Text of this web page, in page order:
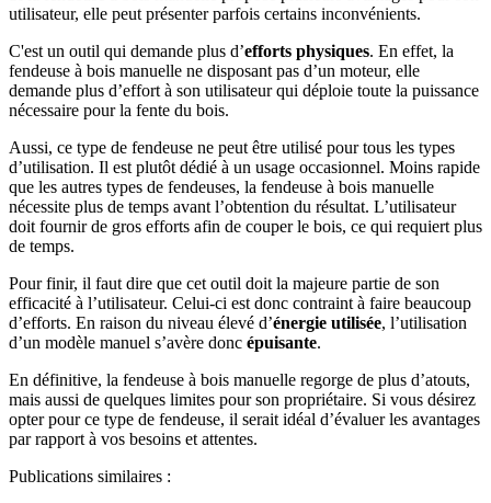
utilisateur, elle peut présenter parfois certains inconvénients.
C'est un outil qui demande plus d’efforts physiques. En effet, la
fendeuse à bois manuelle ne disposant pas d’un moteur, elle
demande plus d’effort à son utilisateur qui déploie toute la puissance
nécessaire pour la fente du bois.
Aussi, ce type de fendeuse ne peut être utilisé pour tous les types
d’utilisation. Il est plutôt dédié à un usage occasionnel. Moins rapide
que les autres types de fendeuses, la fendeuse à bois manuelle
nécessite plus de temps avant l’obtention du résultat. L’utilisateur
doit fournir de gros efforts afin de couper le bois, ce qui requiert plus
de temps.
Pour finir, il faut dire que cet outil doit la majeure partie de son
efficacité à l’utilisateur. Celui-ci est donc contraint à faire beaucoup
d’efforts. En raison du niveau élevé d’énergie utilisée, l’utilisation
d’un modèle manuel s’avère donc épuisante.
En définitive, la fendeuse à bois manuelle regorge de plus d’atouts,
mais aussi de quelques limites pour son propriétaire. Si vous désirez
opter pour ce type de fendeuse, il serait idéal d’évaluer les avantages
par rapport à vos besoins et attentes.
Publications similaires :